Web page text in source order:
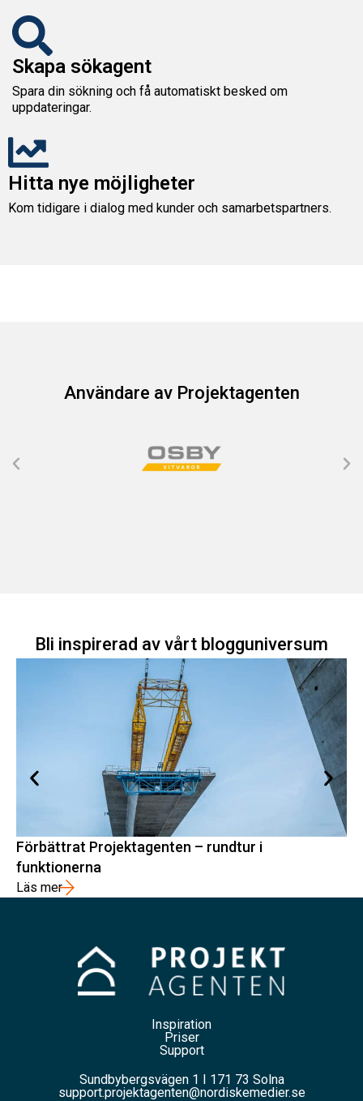
Skapa sökagent
Spara din sökning och få automatiskt besked om
uppdateringar.
Hitta nye möjligheter
Kom tidigare i dialog med kunder och samarbetspartners.
Användare av Projektagenten
Bli inspirerad av vårt blogguniversum
Förbättrat Projektagenten – rundtur i
funktionerna
Läs mer
Inspiration
Priser
Support
Sundbybergsvägen 1 I 171 73 Solna
support.projektagenten@nordiskemedier.se